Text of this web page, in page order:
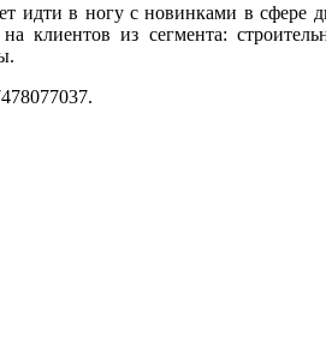
идти в ногу с новинками в сфере
клиентов из сегмента: